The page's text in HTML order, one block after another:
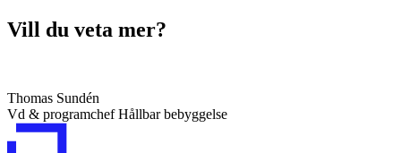
Vill du veta mer?
Thomas Sundén
Vd & programchef Hållbar bebyggelse